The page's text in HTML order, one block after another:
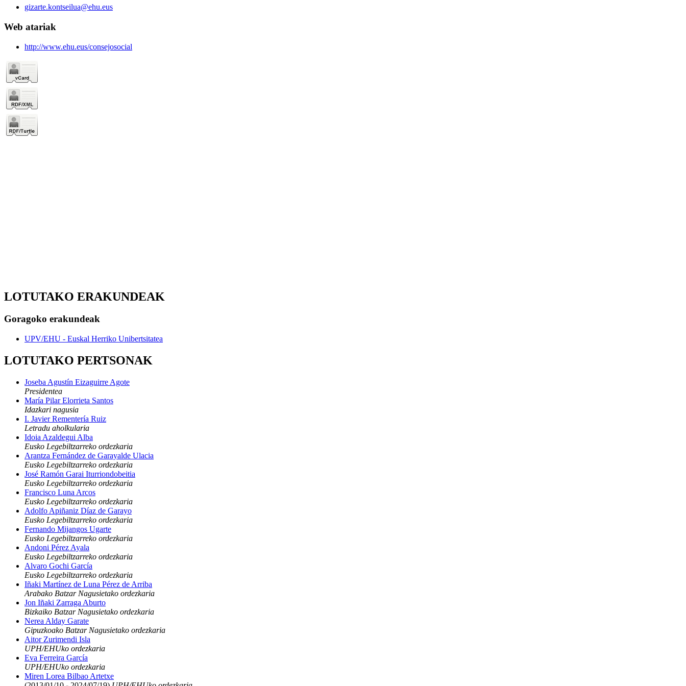
gizarte.kontseilua@ehu.eus
Web atariak
http://www.ehu.eus/consejosocial
LOTUTAKO ERAKUNDEAK
Goragoko erakundeak
UPV/EHU - Euskal Herriko Unibertsitatea
LOTUTAKO PERTSONAK
Joseba Agustín Eizaguirre Agote
Presidentea
María Pilar Elorrieta Santos
Idazkari nagusia
I. Javier Rementería Ruiz
Letradu aholkularia
Idoia Azaldegui Alba
Eusko Legebiltzarreko ordezkaria
Arantza Fernández de Garayalde Ulacia
Eusko Legebiltzarreko ordezkaria
José Ramón Garai Iturriondobeitia
Eusko Legebiltzarreko ordezkaria
Francisco Luna Arcos
Eusko Legebiltzarreko ordezkaria
Adolfo Apiñaniz Díaz de Garayo
Eusko Legebiltzarreko ordezkaria
Fernando Mijangos Ugarte
Eusko Legebiltzarreko ordezkaria
Andoni Pérez Ayala
Eusko Legebiltzarreko ordezkaria
Alvaro Gochi García
Eusko Legebiltzarreko ordezkaria
Iñaki Martínez de Luna Pérez de Arriba
Arabako Batzar Nagusietako ordezkaria
Jon Iñaki Zarraga Aburto
Bizkaiko Batzar Nagusietako ordezkaria
Nerea Alday Garate
Gipuzkoako Batzar Nagusietako ordezkaria
Aitor Zurimendi Isla
UPH/EHUko ordezkaria
Eva Ferreira García
UPH/EHUko ordezkaria
Miren Lorea Bilbao Artetxe